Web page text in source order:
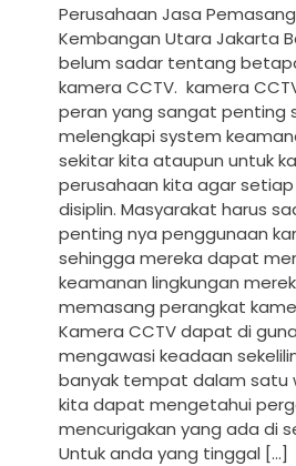
Perusahaan Jasa
Kembangan Utara Jakarta
belum sadar tentang
kamera CCTV. kamera
peran yang sangat penting
melengkapi system
sekitar kita ataupun untuk
perusahaan kita agar
disiplin. Masyarakat harus
penting nya penggunaan
sehingga mereka dapat
keamanan lingkungan
memasang perangkat
Kamera CCTV dapat di
mengawasi keadaan
banyak tempat dalam satu
kita dapat mengetahui
mencurigakan yang ada di
Untuk anda yang tinggal […]